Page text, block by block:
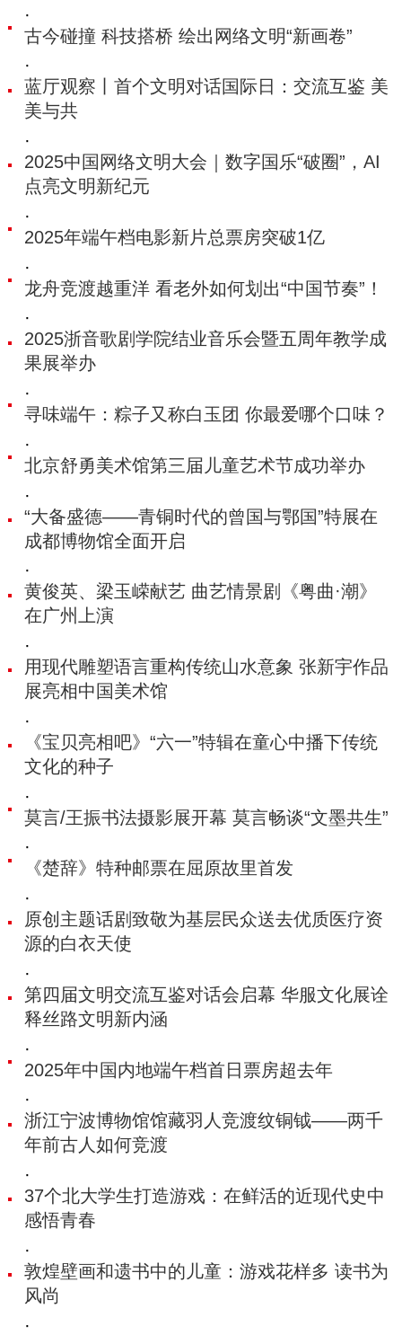
·
古今碰撞 科技搭桥 绘出网络文明“新画卷”
·
蓝厅观察丨首个文明对话国际日：交流互鉴 美
美与共
·
2025中国网络文明大会｜数字国乐“破圈”，AI
点亮文明新纪元
·
2025年端午档电影新片总票房突破1亿
·
龙舟竞渡越重洋 看老外如何划出“中国节奏”！
·
2025浙音歌剧学院结业音乐会暨五周年教学成
果展举办
·
寻味端午：粽子又称白玉团 你最爱哪个口味？
·
北京舒勇美术馆第三届儿童艺术节成功举办
·
“大备盛德——青铜时代的曾国与鄂国”特展在
成都博物馆全面开启
·
黄俊英、梁玉嵘献艺 曲艺情景剧《粤曲·潮》
在广州上演
·
用现代雕塑语言重构传统山水意象 张新宇作品
展亮相中国美术馆
·
《宝贝亮相吧》“六一”特辑在童心中播下传统
文化的种子
·
莫言/王振书法摄影展开幕 莫言畅谈“文墨共生”
·
《楚辞》特种邮票在屈原故里首发
·
原创主题话剧致敬为基层民众送去优质医疗资
源的白衣天使
·
第四届文明交流互鉴对话会启幕 华服文化展诠
释丝路文明新内涵
·
2025年中国内地端午档首日票房超去年
·
浙江宁波博物馆馆藏羽人竞渡纹铜钺——两千
年前古人如何竞渡
·
37个北大学生打造游戏：在鲜活的近现代史中
感悟青春
·
敦煌壁画和遗书中的儿童：游戏花样多 读书为
风尚
·